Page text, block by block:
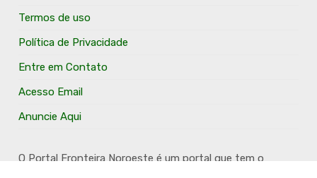
Termos de uso
Política de Privacidade
Entre em Contato
Acesso Email
Anuncie Aqui
O Portal Fronteira Noroeste é um portal que tem o